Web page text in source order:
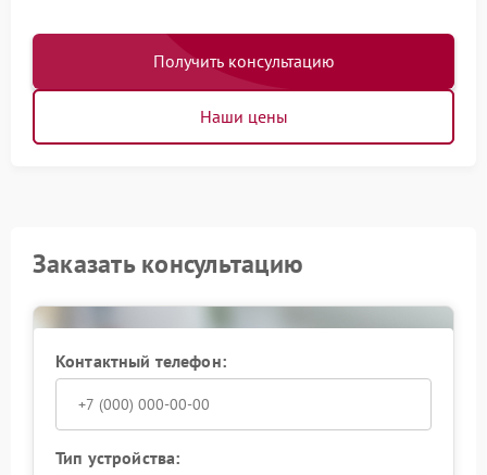
Получить консультацию
Наши цены
Заказать консультацию
Контактный телефон:
Тип устройства: